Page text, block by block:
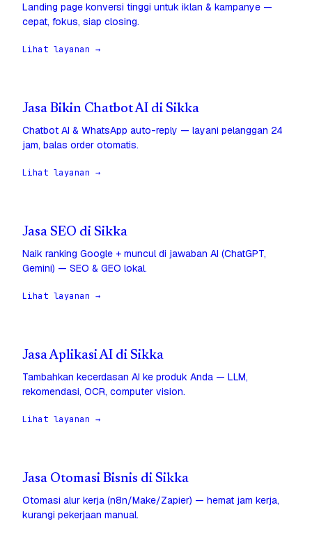
Landing page konversi tinggi untuk iklan & kampanye —
cepat, fokus, siap closing.
Lihat layanan →
Jasa Bikin Chatbot AI di Sikka
Chatbot AI & WhatsApp auto-reply — layani pelanggan 24
jam, balas order otomatis.
Lihat layanan →
Jasa SEO di Sikka
Naik ranking Google + muncul di jawaban AI (ChatGPT,
Gemini) — SEO & GEO lokal.
Lihat layanan →
Jasa Aplikasi AI di Sikka
Tambahkan kecerdasan AI ke produk Anda — LLM,
rekomendasi, OCR, computer vision.
Lihat layanan →
Jasa Otomasi Bisnis di Sikka
Otomasi alur kerja (n8n/Make/Zapier) — hemat jam kerja,
kurangi pekerjaan manual.